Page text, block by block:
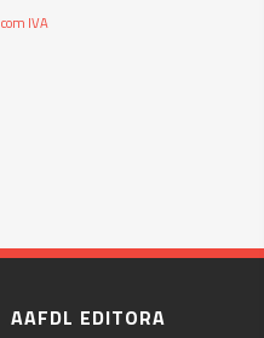
com IVA
AAFDL EDITORA